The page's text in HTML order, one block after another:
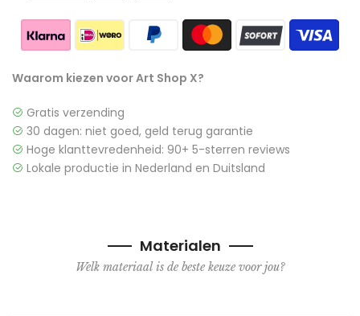
Waarom kiezen voor Art Shop X?
Gratis verzending
30 dagen: niet goed, geld terug garantie
Hoge klanttevredenheid: 90+ 5-sterren reviews
Lokale productie in Nederland en Duitsland
Materialen
Welk materiaal is de beste keuze voor jou?